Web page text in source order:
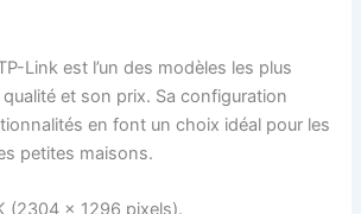
Link est l’un des modèles les plus
et son prix. Sa configuration
en font un choix idéal pour les
petites maisons.
(2304 × 1296 pixels).